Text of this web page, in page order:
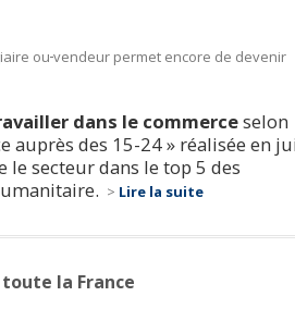
ou vendeur permet encore de devenir
dans le commerceselon
auprès des 15-24 » réalisée en
le secteur dans le top 5 des
> Lire la suite
la France